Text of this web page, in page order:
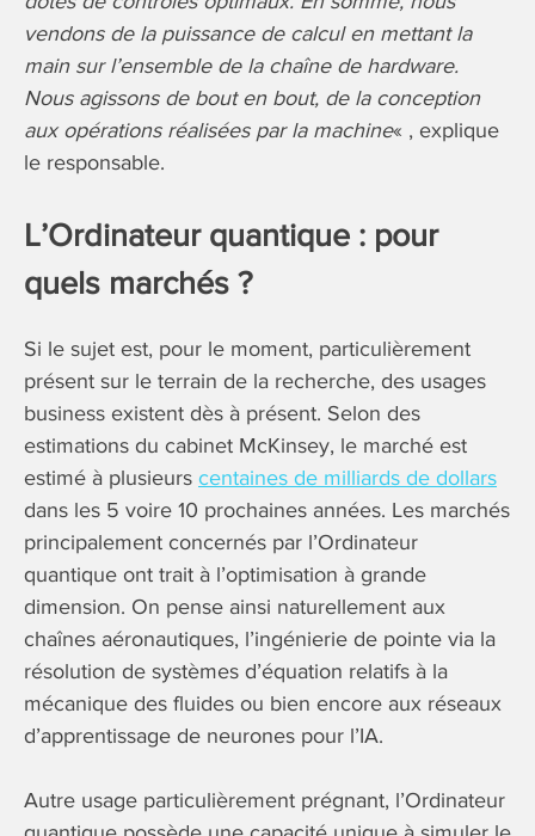
vendons de la puissance de calcul en mettant la
main sur l’ensemble de la chaîne de hardware.
Nous agissons de bout en bout, de la conception
aux opérations réalisées par la machine« , explique
le responsable.
L’Ordinateur quantique : pour
quels marchés ?
Si le sujet est, pour le moment, particulièrement
présent sur le terrain de la recherche, des usages
business existent dès à présent. Selon des
estimations du cabinet McKinsey, le marché est
estimé à plusieurs centaines de milliards de dollars
dans les 5 voire 10 prochaines années. Les marchés
principalement concernés par l’Ordinateur
quantique ont trait à l’optimisation à grande
dimension. On pense ainsi naturellement aux
chaînes aéronautiques, l’ingénierie de pointe via la
résolution de systèmes d’équation relatifs à la
mécanique des fluides ou bien encore aux réseaux
d’apprentissage de neurones pour l’IA.
Autre usage particulièrement prégnant, l’Ordinateur